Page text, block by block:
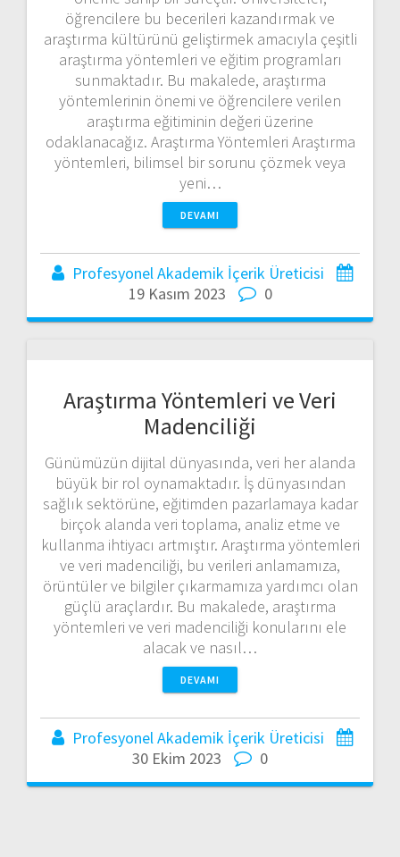
öğrencilere bu becerileri kazandırmak ve
araştırma kültürünü geliştirmek amacıyla çeşitli
araştırma yöntemleri ve eğitim programları
sunmaktadır. Bu makalede, araştırma
yöntemlerinin önemi ve öğrencilere verilen
araştırma eğitiminin değeri üzerine
odaklanacağız. Araştırma Yöntemleri Araştırma
yöntemleri, bilimsel bir sorunu çözmek veya
yeni…
DEVAMI
Profesyonel Akademik İçerik Üreticisi
19 Kasım 2023
0
Araştırma Yöntemleri ve Veri
Madenciliği
Günümüzün dijital dünyasında, veri her alanda
büyük bir rol oynamaktadır. İş dünyasından
sağlık sektörüne, eğitimden pazarlamaya kadar
birçok alanda veri toplama, analiz etme ve
kullanma ihtiyacı artmıştır. Araştırma yöntemleri
ve veri madenciliği, bu verileri anlamamıza,
örüntüler ve bilgiler çıkarmamıza yardımcı olan
güçlü araçlardır. Bu makalede, araştırma
yöntemleri ve veri madenciliği konularını ele
alacak ve nasıl…
DEVAMI
Profesyonel Akademik İçerik Üreticisi
30 Ekim 2023
0